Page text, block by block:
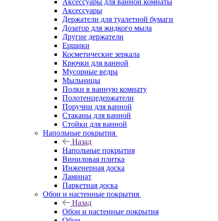
Аксессуары для ванной комнаты
Аксессуары
Держатели для туалетной бумаги
Дозатор для жидкого мыла
Другие держатели
Ершики
Косметические зеркала
Крючки для ванной
Мусорные ведра
Мыльницы
Полки в ванную комнату
Полотенцедержатели
Поручни для ванной
Стаканы для ванной
Стойки для ванной
Напольные покрытия
Назад
Напольные покрытия
Виниловая плитка
Инженерная доска
Ламинат
Паркетная доска
Обои и настенные покрытия
Назад
Обои и настенные покрытия